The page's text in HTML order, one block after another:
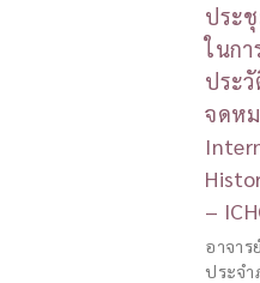
ประ
ในก
ประ
จดห
–
อาจา
ประจ